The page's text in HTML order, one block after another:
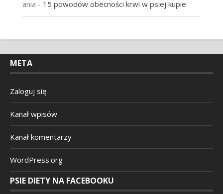
ania - 15 powodów obecności krwi w psiej kupie
META
Zaloguj się
Kanał wpisów
Kanał komentarzy
WordPress.org
PSIE DIETY NA FACEBOOKU